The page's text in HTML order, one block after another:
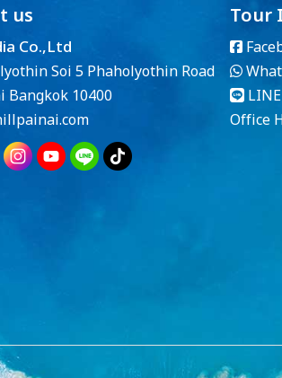
us
Co.,Ltd
Soi 5 Phaholyothin Road
Bangkok 10400
Tour
Office